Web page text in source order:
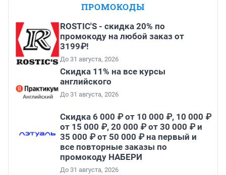
ПРОМОКОДЫ
ROSTIC'S - скидка 20% по
промокоду на любой заказ от
3199₽!
До 31 августа, 2026
Скидка 11% на все курсы
английского
До 31 августа, 2026
Скидка 6 000 ₽ от 10 000 ₽, 10 000 ₽
от 15 000 ₽, 20 000 ₽ от 30 000 ₽ и
35 000 ₽ от 50 000 ₽ на первый и
все повторные заказы по
промокоду НАБЕРИ
До 31 августа, 2026